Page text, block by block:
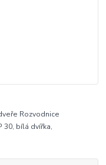
Rozvodnice
30, bílá dvířka,